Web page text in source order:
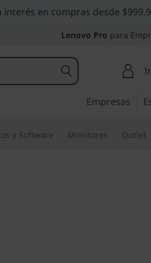
en compras desde
Lenovo Pro para
Empresas
y Software Monitores Outlet